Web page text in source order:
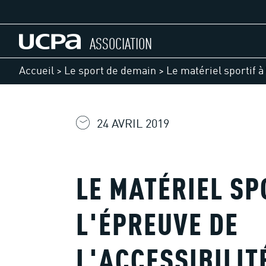
ASSOCIATION
Accueil > Le sport de demain > Le matériel sportif
24 AVRIL 2019
LE MATÉRIEL
L'ÉPREUVE DE